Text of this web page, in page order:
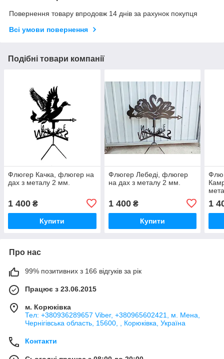
Повернення товару впродовж 14 днів за рахунок покупця
Всі умови повернення
Подібні товари компанії
Флюгер Качка, флюгер на
дах з металу 2 мм.
1 400 ₴
Купити
Флюгер Лебеді, флюгер
на дах з металу 2 мм.
1 400₴
Купити
1
Про нас
99% позитивних з 166 відгуків за рік
Працює з 23.06.2015
м. Корюківка
Тел: +380936289657 Viber, +380965602421, м. Мена,
Чернігівська область, 15600, , Корюківка, Україна
Контакти